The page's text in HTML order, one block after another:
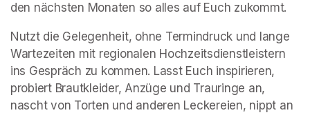
den nächsten Monaten so alles auf Euch zukommt.
Nutzt die Gelegenheit, ohne Termindruck und lange
Wartezeiten mit regionalen Hochzeitsdienstleistern
ins Gespräch zu kommen. Lasst Euch inspirieren,
probiert Brautkleider, Anzüge und Trauringe an,
nascht von Torten und anderen Leckereien, nippt an